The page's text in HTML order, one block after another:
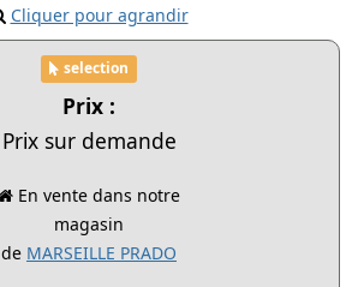
Cliquer pour agrandir
selection
Prix :
Prix sur demande
En vente dans notre
magasin
de MARSEILLE PRADO